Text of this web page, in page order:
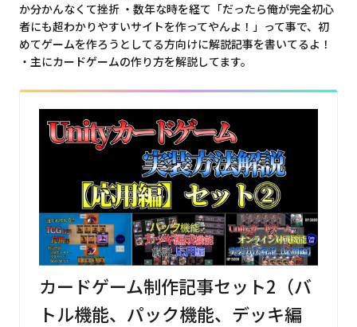
か分かんなくて挫折 ・数年な時を経て「だったら俺が完全初心
者にも超わかりやすいサイトを作ってやんよ！」って事で、初
めてゲームを作ろうとしてる方向けに解説記事を書いてるよ！
・主にカードゲームの作り方を解説してます。
カードゲーム制作記事セット2（バ
トル機能、パック機能、デッキ編